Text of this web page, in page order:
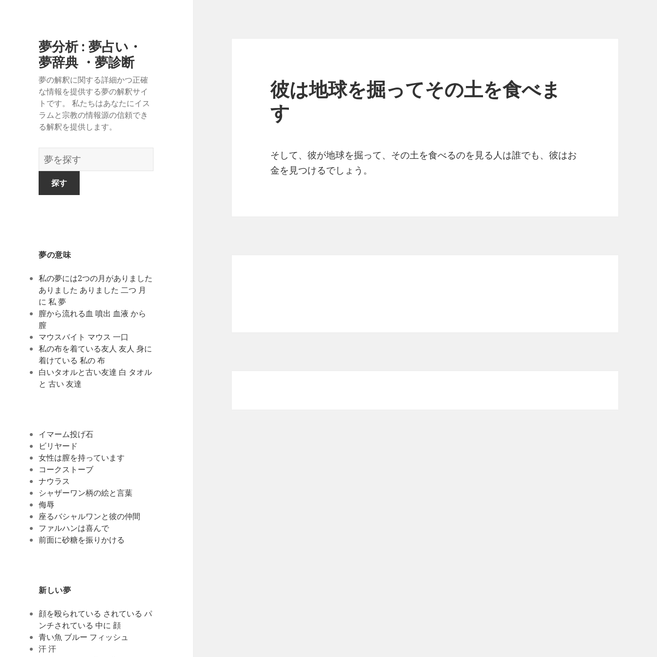
夢分析 : 夢占い・
夢辞典 ・夢診断
夢の解釈に関する詳細かつ正確
な情報を提供する夢の解釈サイ
トです。 私たちはあなたにイス
ラムと宗教の情報源の信頼でき
る解釈を提供します。
夢
の
夢の意味
私の夢には2つの月がありました
ありました ありました 二つ 月
に 私 夢
膣から流れる血 噴出 血液 から
膣
マウスバイト マウス 一口
私の布を着ている友人 友人 身に
着けている 私の 布
白いタオルと古い友達 白 タオル
と 古い 友達
イマーム投げ石
ビリヤード
女性は膣を持っています
コークストーブ
ナウラス
シャザーワン柄の絵と言葉
侮辱
座るバシャルワンと彼の仲間
ファルハンは喜んで
前面に砂糖を振りかける
新しい夢
顔を殴られている されている パ
ンチされている 中に 顔
青い魚 ブルー フィッシュ
汗 汗
彼は地球を掘ってその土を食べま
す
そして、彼が地球を掘って、その土を食べるのを見る人は誰でも、彼はお
金を見つけるでしょう。